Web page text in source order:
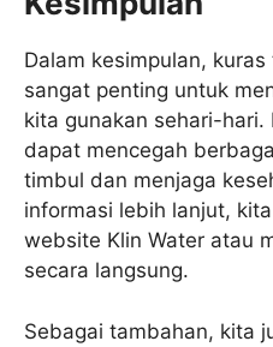
Dalam kesimpulan,
sangat penting untuk
kita gunakan sehari-hari.
dapat mencegah
timbul dan menjaga
informasi lebih lanjut,
website Klin Water atau
secara langsung.
Sebagai tambahan, kita